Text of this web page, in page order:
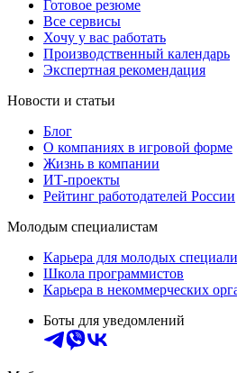
Готовое резюме
Все сервисы
Хочу у вас работать
Производственный календарь
Экспертная рекомендация
Новости и статьи
Блог
О компаниях в игровой форме
Жизнь в компании
ИТ-проекты
Рейтинг работодателей России
Молодым специалистам
Карьера для молодых
Школа программистов
Карьера в некоммерческих
Боты для уведомлений